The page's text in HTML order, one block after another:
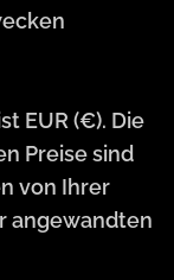
EUR (€). Die
Preise sind
von Ihrer
angewandten